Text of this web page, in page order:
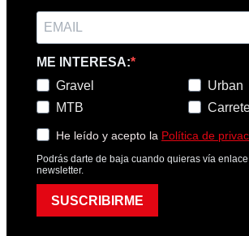
ME INTERESA:
Gravel
MTB
Urban
He leído y acepto la Política de
Podrás darte de baja cuando quieras vía
newsletter.
SUSCRIBIRME